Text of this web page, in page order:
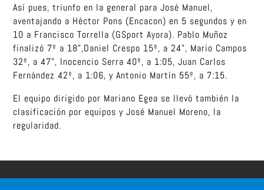
Así pues, triunfo en la general para José Manuel,
aventajando a Héctor Pons (Encacon) en 5 segundos y en
10 a Francisco Torrella (GSport Ayora). Pablo Muñoz
finalizó 7º a 18”,Daniel Crespo 15º, a 24”, Mario Campos
32º, a 47”, Inocencio Serra 40º, a 1:05, Juan Carlos
Fernández 42º, a 1:06, y Antonio Martín 55º, a 7:15.
El equipo dirigido por Mariano Egea se llevó también la
clasificación por equipos y José Manuel Moreno, la
regularidad.